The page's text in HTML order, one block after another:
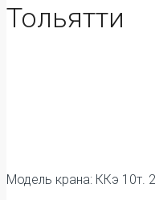
Тольятти
Модель крана: ККэ 10т.